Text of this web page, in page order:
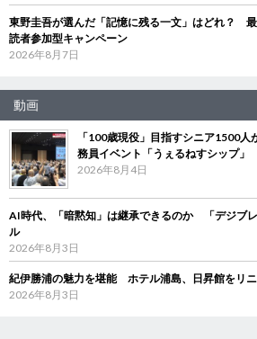
東野圭吾が選んだ「記憶に残る一文」はどれ？
読者参加型キャンペーン
2026年8月7日
動画
「100歳現役」目指すシニア1500
務員イベント「うぇるねすシップ」
2026年8月4日
AI時代、「暗黙知」は継承できるのか 「デジブ
ル
2026年8月3日
紀伊勝浦の魅力を堪能 ホテル浦島、日昇館をリ
2026年8月3日